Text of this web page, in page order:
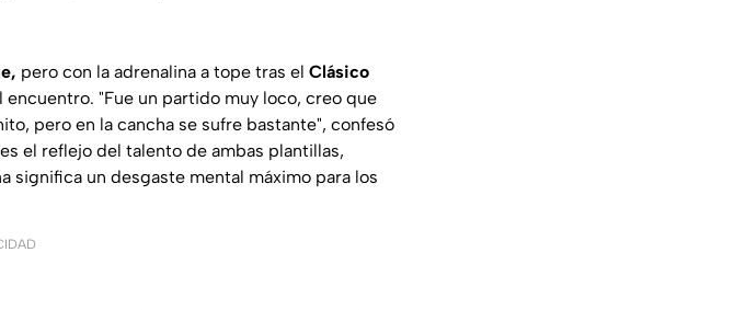
pero con la adrenalina a tope tras el Clásico
"Fue un partido muy loco, creo que
pero en la cancha se sufre bastante", confesó
el reflejo del talento de ambas plantillas,
significa un desgaste mental máximo para los